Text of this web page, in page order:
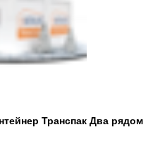
Транспак Два рядом